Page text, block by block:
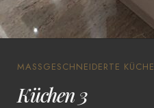
MASSGESCHNEIDERTE KÜCHEN
Küchen 3